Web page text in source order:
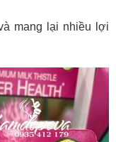
mang lại nhiều lợi